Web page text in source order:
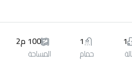
1
1
حمام
100 م2
المساحة